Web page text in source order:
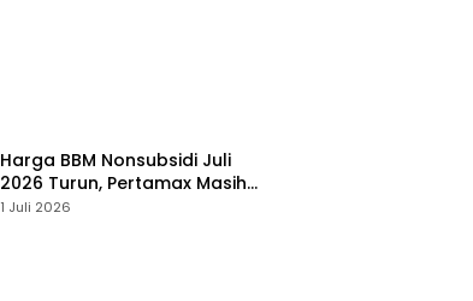
Harga BBM Nonsubsidi Juli
2026 Turun, Pertamax Masih
Bertahan Rp16.250 per Liter
1 Juli 2026